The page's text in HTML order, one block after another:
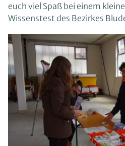
euch viel Spaß bei einem
Wissenstest des Bezirkes